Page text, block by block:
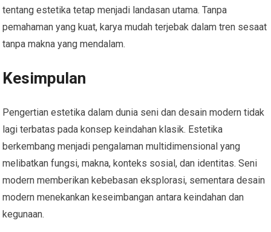
tentang estetika tetap menjadi landasan utama. Tanpa
pemahaman yang kuat, karya mudah terjebak dalam tren sesaat
tanpa makna yang mendalam.
Kesimpulan
Pengertian estetika dalam dunia seni dan desain modern tidak
lagi terbatas pada konsep keindahan klasik. Estetika
berkembang menjadi pengalaman multidimensional yang
melibatkan fungsi, makna, konteks sosial, dan identitas. Seni
modern memberikan kebebasan eksplorasi, sementara desain
modern menekankan keseimbangan antara keindahan dan
kegunaan.